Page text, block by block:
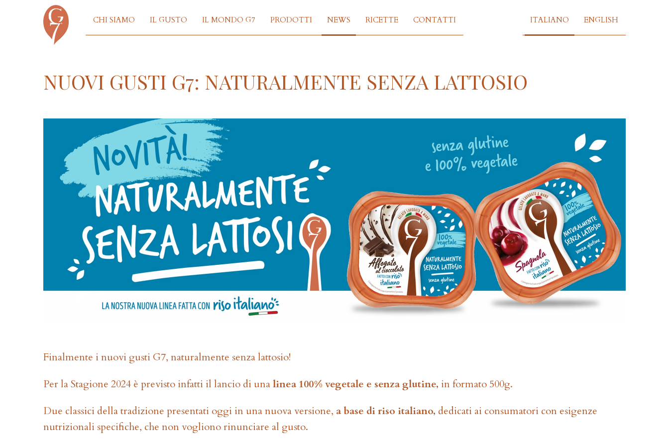
ITALIANO ENGLISH
CHI SIAMO IL GUSTO IL MONDO G7 PRODOTTI NEWS RICETTE CONTATTI
NUOVI GUSTI G7: NATURALMENTE SENZA LATTOSIO
Finalmente i nuovi gusti G7, naturalmente senza lattosio!
Per la Stagione 2024 è previsto infatti il lancio di unalinea 100% vegetale e senza glutine, in formato 500g.
Due classici della tradizione presentati oggi in una nuova versione, a base di riso italiano, dedicati ai consumatori con esigenze
nutrizionali specifiche, che non vogliono rinunciare al gusto.